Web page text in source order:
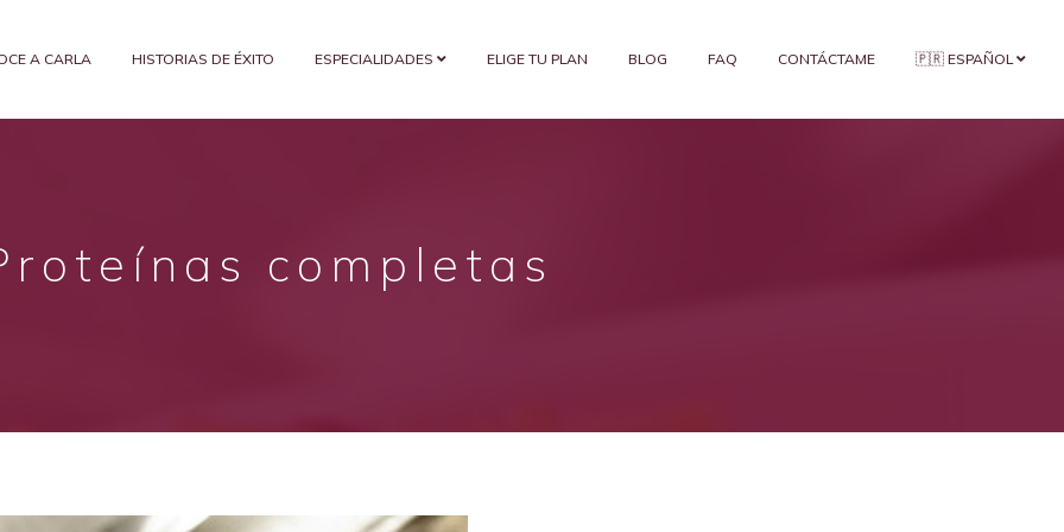
A CARLA HISTORIAS DE ÉXITO ESPECIALIDADES ELIGE TU PLAN BLOG FAQ CONTÁCTAME 🇵🇷 ESPAÑOL
completas